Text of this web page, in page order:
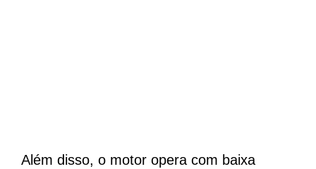
Além disso, o motor opera com baixa